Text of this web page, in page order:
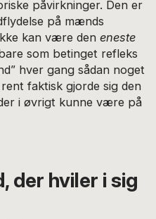
påvirkninger. Den er
på mænds
kan være den eneste
som betinget refleks
hver gang sådan noget
faktisk gjorde sig den
i øvrigt kunne være på
der hviler i sig